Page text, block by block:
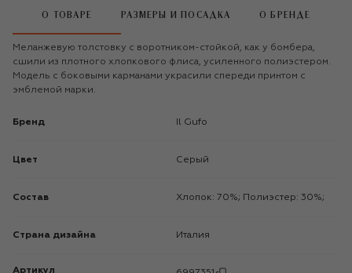
О ТОВАРЕ РАЗМЕРЫ И ПОСАДКА О БРЕНДЕ
Меланжевую толстовку с воротником-стойкой, как у бомбера,
сшили из плотного хлопкового флиса, усиленного полиэстером.
Модель с боковыми карманами украсили спереди принтом с
эмблемой марки.
Бренд Il Gufo
Цвет Серый
Состав Хлопок: 70%; Полиэстер: 30%;
Страна дизайна Италия
Артикул